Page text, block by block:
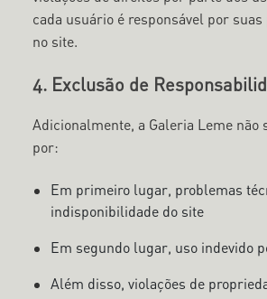
cada usuário é responsável por
no site.
4. Exclusão de
Adicionalmente, a Galeria Leme não
por:
Em primeiro lugar, problemas
indisponibilidade do site
Em segundo lugar, uso indevido
Além disso, violações de